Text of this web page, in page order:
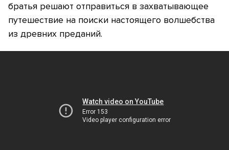
братья решают отправиться в захватывающее
путешествие на поиски настоящего волшебства
из древних преданий.